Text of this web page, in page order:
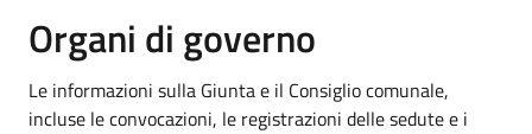
Organi di governo
Le informazioni sulla Giunta e il Consiglio comunale,
incluse le convocazioni, le registrazioni delle sedute e i